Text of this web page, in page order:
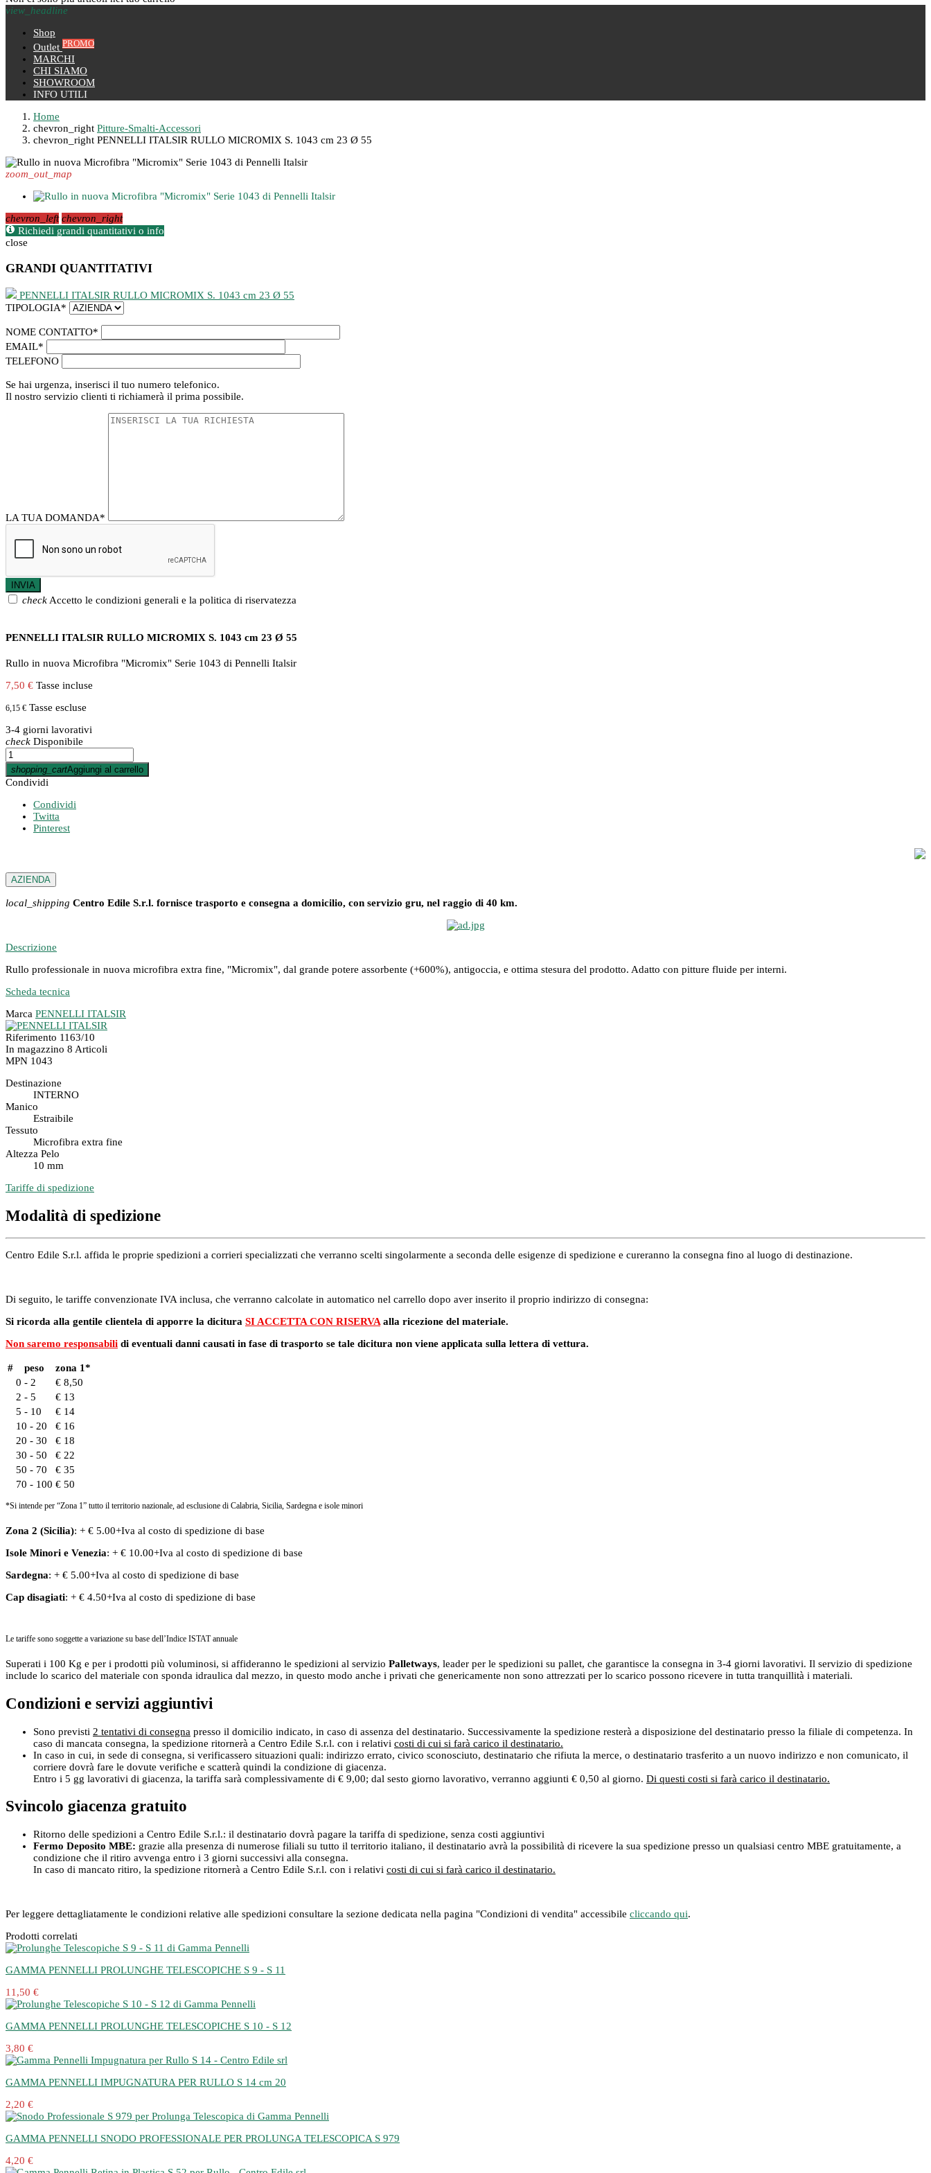
view_headline
Shop
Outlet PROMO
MARCHI
CHI SIAMO
SHOWROOM
INFO UTILI
Home
chevron_right Pitture-Smalti-Accessori
chevron_right PENNELLI ITALSIR RULLO MICROMIX S. 1043 cm 23 Ø 55
zoom_out_map
chevron_left chevron_right
Richiedi grandi quantitativi o info
close
GRANDI QUANTITATIVI
PENNELLI ITALSIR RULLO MICROMIX S. 1043 cm 23 Ø 55
TIPOLOGIA*
NOME CONTATTO*
EMAIL*
TELEFONO
Se hai urgenza, inserisci il tuo numero telefonico.
Il nostro servizio clienti ti richiamerà il prima possibile.
LA TUA DOMANDA*
check Accetto le condizioni generali e la politica di riservatezza
PENNELLI ITALSIR RULLO MICROMIX S. 1043 cm 23 Ø 55
Rullo in nuova Microfibra "Micromix" Serie 1043 di Pennelli Italsir
7,50 € Tasse incluse
6,15 € Tasse escluse
3-4 giorni lavorativi
check Disponibile
shopping_cartAggiungi al carrello
Condividi
Condividi
Twitta
Pinterest
AZIENDA
local_shipping Centro Edile S.r.l. fornisce trasporto e consegna a domicilio, con servizio gru, nel raggio di 40 km.
Descrizione
Rullo professionale in nuova microfibra extra fine, "Micromix", dal grande potere assorbente (+600%), antigoccia, e ottima stesura del prodotto. Adatto con pitture fluide per interni.
Scheda tecnica
Marca PENNELLI ITALSIR
Riferimento 1163/10
In magazzino 8 Articoli
MPN 1043
Destinazione
INTERNO
Manico
Estraibile
Tessuto
Microfibra extra fine
Altezza Pelo
10 mm
Tariffe di spedizione
Modalità di spedizione
Centro Edile S.r.l. affida le proprie spedizioni a corrieri specializzati che verranno scelti singolarmente a seconda delle esigenze di spedizione e cureranno la consegna fino al luogo di destinazione.
Di seguito, le tariffe convenzionate IVA inclusa, che verranno calcolate in automatico nel carrello dopo aver inserito il proprio indirizzo di consegna:
Si ricorda alla gentile clientela di apporre la dicitura SI ACCETTA CON RISERVA alla ricezione del materiale.
Non saremo responsabili di eventuali danni causati in fase di trasporto se tale dicitura non viene applicata sulla lettera di vettura.
# peso
zona 1*
0 - 2
€ 8,50
2 - 5
€ 13
5 - 10
€ 14
10 - 20
€ 16
20 - 30
€ 18
30 - 50
€ 22
50 - 70
€ 35
70 - 100 € 50
*Si intende per “Zona 1” tutto il territorio nazionale, ad esclusione di Calabria, Sicilia, Sardegna e isole minori
Zona 2 (Sicilia): + € 5.00+Iva al costo di spedizione di base
Isole Minori e Venezia: + € 10.00+Iva al costo di spedizione di base
Sardegna: + € 5.00+Iva al costo di spedizione di base
Cap disagiati: + € 4.50+Iva al costo di spedizione di base
Le tariffe sono soggette a variazione su base dell’Indice ISTAT annuale
Superati i 100 Kg e per i prodotti più voluminosi, si affideranno le spedizioni al servizio Palletways, leader per le spedizioni su pallet, che garantisce la consegna in 3-4 giorni lavorativi. Il servizio di spedizione
include lo scarico del materiale con sponda idraulica dal mezzo, in questo modo anche i privati che genericamente non sono attrezzati per lo scarico possono ricevere in tutta tranquillità i materiali.
Condizioni e servizi aggiuntivi
Sono previsti 2 tentativi di consegna presso il domicilio indicato, in caso di assenza del destinatario. Successivamente la spedizione resterà a disposizione del destinatario presso la filiale di competenza. In
caso di mancata consegna, la spedizione ritornerà a Centro Edile S.r.l. con i relativi costi di cui si farà carico il destinatario.
In caso in cui, in sede di consegna, si verificassero situazioni quali: indirizzo errato, civico sconosciuto, destinatario che rifiuta la merce, o destinatario trasferito a un nuovo indirizzo e non comunicato, il
corriere dovrà fare le dovute verifiche e scatterà quindi la condizione di giacenza.
Entro i 5 gg lavorativi di giacenza, la tariffa sarà complessivamente di € 9,00; dal sesto giorno lavorativo, verranno aggiunti € 0,50 al giorno. Di questi costi si farà carico il destinatario.
Svincolo giacenza gratuito
Ritorno delle spedizioni a Centro Edile S.r.l.: il destinatario dovrà pagare la tariffa di spedizione, senza costi aggiuntivi
Fermo Deposito MBE: grazie alla presenza di numerose filiali su tutto il territorio italiano, il destinatario avrà la possibilità di ricevere la sua spedizione presso un qualsiasi centro MBE gratuitamente, a
condizione che il ritiro avvenga entro i 3 giorni successivi alla consegna.
In caso di mancato ritiro, la spedizione ritornerà a Centro Edile S.r.l. con i relativi costi di cui si farà carico il destinatario.
Per leggere dettagliatamente le condizioni relative alle spedizioni consultare la sezione dedicata nella pagina "Condizioni di vendita" accessibile cliccando qui.
Prodotti correlati
GAMMA PENNELLI PROLUNGHE TELESCOPICHE S 9 - S 11
11,50 €
GAMMA PENNELLI PROLUNGHE TELESCOPICHE S 10 - S 12
3,80 €
GAMMA PENNELLI IMPUGNATURA PER RULLO S 14 cm 20
2,20 €
GAMMA PENNELLI SNODO PROFESSIONALE PER PROLUNGA TELESCOPICA S 979
4,20 €